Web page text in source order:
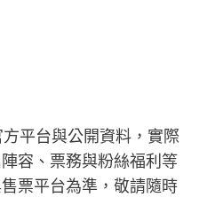
平台與公開資料，實際
容、票務與粉絲福利等
票平台為準，敬請隨時